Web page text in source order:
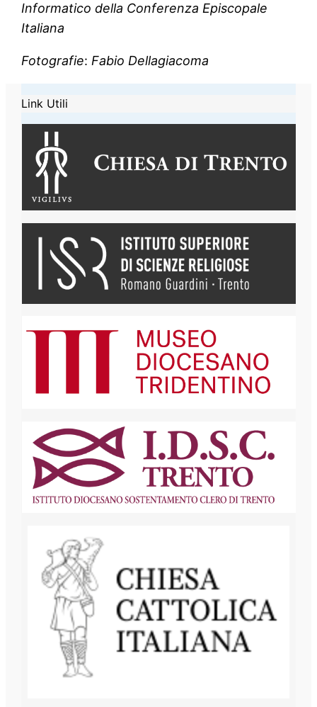
Informatico della Conferenza Episcopale
Italiana
Fotografie:Fabio Dellagiacoma
Link Utili